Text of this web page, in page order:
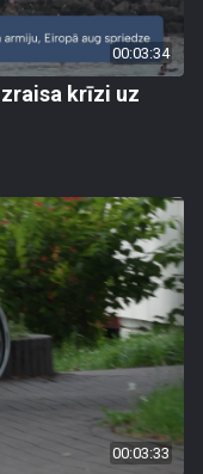
00:03:34
krīzi uz
00:03:33